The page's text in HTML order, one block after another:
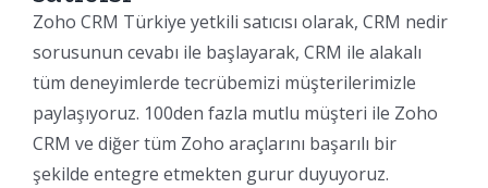
Zoho CRM Türkiye yetkili satıcısı olarak, CRM nedir
sorusunun cevabı ile başlayarak, CRM ile alakalı
tüm deneyimlerde tecrübemizi müşterilerimizle
paylaşıyoruz. 100den fazla mutlu müşteri ile Zoho
CRM ve diğer tüm Zoho araçlarını başarılı bir
şekilde entegre etmekten gurur duyuyoruz.